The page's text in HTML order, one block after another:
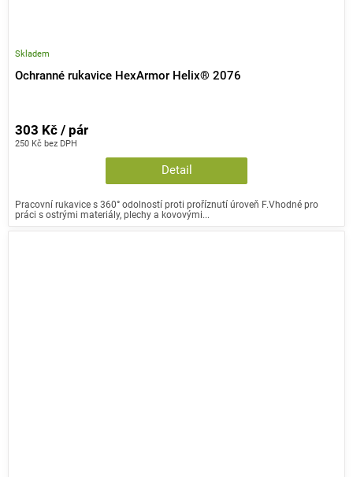
Ochranné rukavice HexArmor Helix® 2076
Skladem
250 Kč bez DPH
303 Kč / pár
Detail
Pracovní rukavice s 360° odolností proti proříznutí úroveň F.Vhodné pro
práci s ostrými materiály, plechy a kovovými...